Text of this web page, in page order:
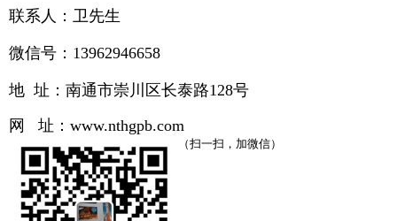
联系人：卫先生
微信号：13962946658
地 址：南通市崇川区长泰路128号
网 址： www.nthgpb.com
（扫一扫，加微信）